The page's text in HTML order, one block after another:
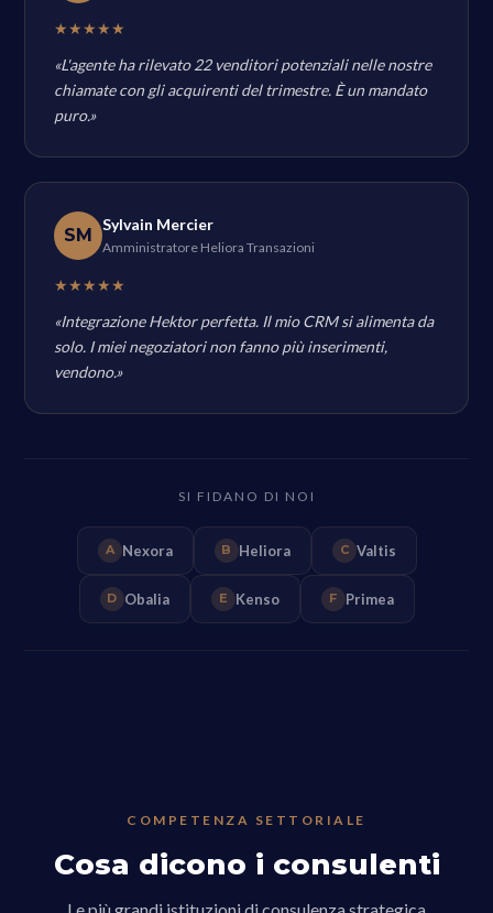
★★★★★
«L'agente ha rilevato 22 venditori potenziali nelle nostre
chiamate con gli acquirenti del trimestre. È un mandato
puro.»
SM
Sylvain Mercier
Amministratore Heliora Transazioni
★★★★★
«Integrazione Hektor perfetta. Il mio CRM si alimenta da
solo. I miei negoziatori non fanno più inserimenti,
vendono.»
SI FIDANO DI NOI
A Nexora B Heliora C Valtis
D Obalia E Kenso F Primea
COMPETENZA SETTORIALE
Cosa dicono i consulenti